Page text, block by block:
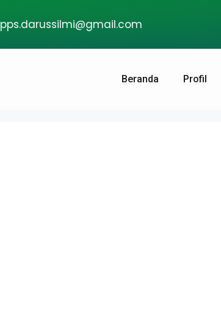
pps.darussilmi@gmail.com
Beranda Profil